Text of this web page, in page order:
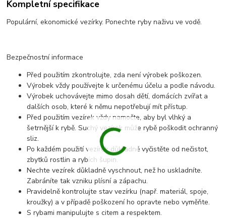
Kompletní specifikace
Populární, ekonomické vezírky. Ponechte ryby naživu ve vodě.
Bezpečnostní informace
Před použitím zkontrolujte, zda není výrobek poškozen.
Výrobek vždy používejte k určenému účelu a podle návodu.
Výrobek uchovávejte mimo dosah dětí, domácích zvířat a
dalších osob, které k němu nepotřebují mít přístup.
Před použitím vezírek vždy namočte, aby byl vlhký a
šetrnější k rybě. Suchý vezírek může rybě poškodit ochranný
sliz.
Po každém použití vezírek důkladně vyčistěte od nečistot,
zbytků rostlin a rybích šupin.
Nechte vezírek důkladně vyschnout, než ho uskladníte.
Zabráníte tak vzniku plísní a zápachu.
Pravidelně kontrolujte stav vezírku (např. materiál, spoje,
kroužky) a v případě poškození ho opravte nebo vyměňte.
S rybami manipulujte s citem a respektem.